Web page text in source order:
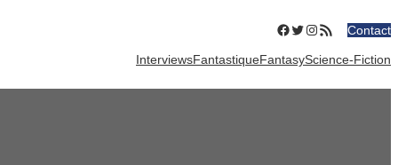
Facebook
Twitter
Instagram
Flux RSSContact
InterviewsFantastiqueFantasyScience-Fiction